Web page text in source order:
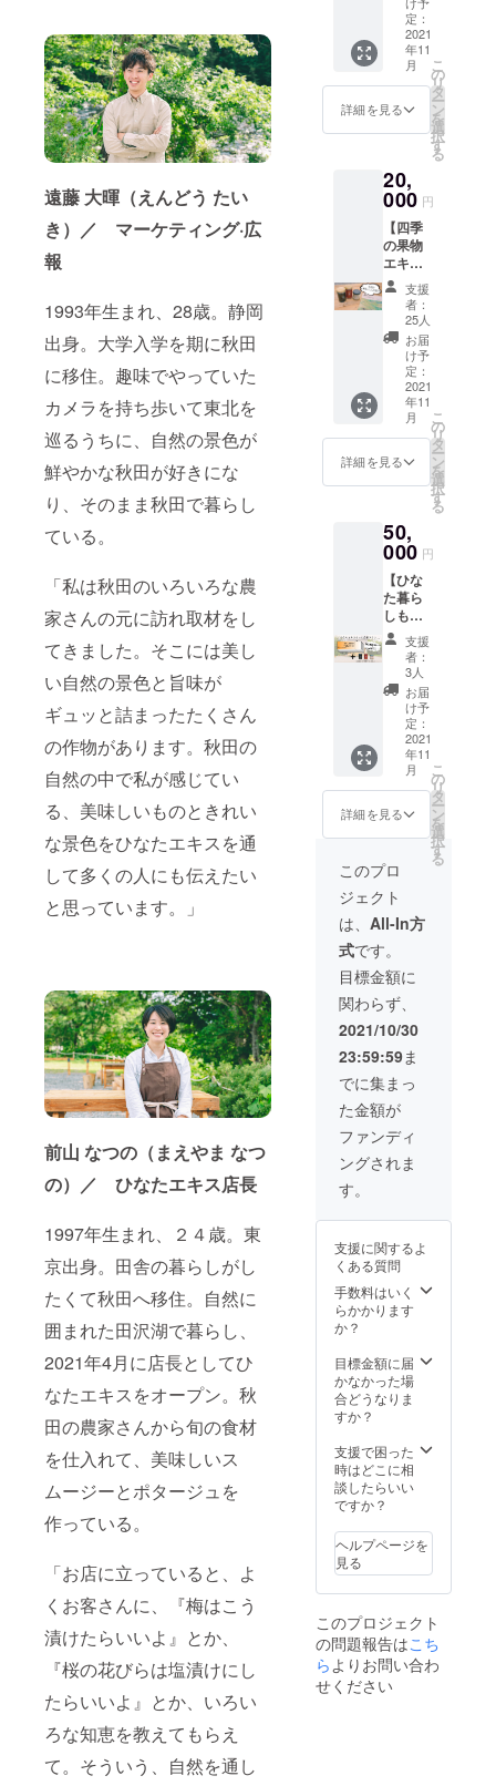
遠藤 大暉（えんどう たい
き）／ マーケティング·広
報
1993年生まれ、28歳。静岡
出身。大学入学を期に秋田
に移住。趣味でやっていた
カメラを持ち歩いて東北を
巡るうちに、自然の景色が
鮮やかな秋田が好きにな
り、そのまま秋田で暮らし
ている。
「私は秋田のいろいろな農
家さんの元に訪れ取材をし
てきました。そこには美し
い自然の景色と旨味が
ギュッと詰まったたくさん
の作物があります。秋田の
自然の中で私が感じてい
る、美味しいものときれい
な景色をひなたエキスを通
して多くの人にも伝えたい
と思っています。」
前山 なつの（まえやま なつ
の）／ ひなたエキス店長
1997年生まれ、２４歳。東
京出身。田舎の暮らしがし
たくて秋田へ移住。自然に
囲まれた田沢湖で暮らし、
2021年4月に店長としてひ
なたエキスをオープン。秋
田の農家さんから旬の食材
を仕入れて、美味しいス
ムージーとポタージュを
作っている。
「お店に立っていると、よ
くお客さんに、『梅はこう
漬けたらいいよ』とか、
『桜の花びらは塩漬けにし
たらいいよ』とか、いろい
ろな知恵を教えてもらえ
て。そういう、自然を通し
場工房
ミル
ジーの
ジャー
ジー牛
(200ml)
⚫︎花立
ジーの
ジャー
ジープ
レーン
ヨーグ
ルト
(500g)
みくだ
さい。
⚫︎ひな
たエキ
ス自家
製 しい
田家 す
ずさや
ジュー
スや
ジャ
ム、料
理のア
クセン
なたエ
キスで
提供し
てるス
ムー
ジーと
ポター
ジュの
ベース
にも
なって
いる、
自家製
のエキ
スと
ペース
トで
自家製
苺エキ
なたエ
キス自
家製 ブ
ルーベ
リーエ
キス ⚫︎
ひなた
エキス
自家製
しいた
けペー
スト
でお得
にお買
い物で
きるプ
ランで
す。 ひ
なたエ
キス、
エキス
kitchen
truckで
ご使用
いただ
ける優
待券
6000円
分をお
届けし
ます。
優待券
利用期
限：
2022年
11月30
日 優待
なたエ
キス、
ひなた
エキス
kitchen
truck ⚫︎
ひなた
エキス
優待券
6,000円
（1,000
円分×6
枚）
定：
2021
年11
月
詳細を見る
こ
の
リ
タ
ー
ン
を
選
択
す
る
20,
000 円
【四季
の果物
エキ
ス・野
菜ペー
ストお
届けプ
ラン】
ひなた
エキス
が作る
旬の果
物エキ
スと野
菜ペー
ストの
と、 自
然と繋
がるラ
イフス
タイル
を発信
するマ
ガジン
「ひな
た暮ら
し」
を、 季
節ごと
に年4回
お届け
しま
す。 お
スと
ペース
トの内
容はお
任せい
ただき
ます。
⚫︎ひな
たエキ
ス自家
製 旬の
エキス&
ペース
ト３点
× 年4回
⚫︎ひな
た暮ら
しマガ
支援
者：
25人
お届
け予
定：
2021
年11
月
詳細を見る
こ
の
リ
タ
ー
ン
を
選
択
す
る
50,
000 円
【ひな
た暮ら
しもっ
と応援
プラ
ン】 ひ
なたエ
キス自
家製エ
キス・
ペース
トの３
点セッ
トと、
ひなた
エキス
で利用
できる
優待券6
万円分
をお届
けしま
す。ひ
なたエ
キスの
原点で
あるエ
キスと
ペース
トをお
楽しみ
いただ
き、優
待券は
仲間で
して利
用でき
ます。
優待券
利用期
2022年
11月30
日 優待
券 利用
所：ひ
なたエ
キス、
ひなた
kitchen
truck ※
お釣り
は出ま
でご了
承くだ
さい。
⚫︎ひな
たエキ
支援
者：
3人
お届
け予
定：
2021
年11
月
詳細を見る
こ
の
リ
タ
ー
ン
を
選
択
す
る
このプロ
ジェクト
は、 All-In方
式です。
目標金額に
関わらず、
2021/10/30
23:59:59ま
でに集まっ
た金額が
ファンディ
ングされま
す。
支援に関するよ
くある質問
手数料はいく
らかかります
か？
目標金額に届
かなかった場
合どうなりま
すか？
支援で困った
時はどこに相
談したらいい
ですか？
ヘルプページを
見る
このプロジェクト
の問題報告はこち
ら よりお問い合わ
せください